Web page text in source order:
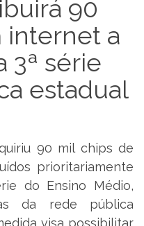
90
internet a
3ª série
estadual
90 mil chips de
prioritariamente
do Ensino Médio,
da rede pública
visa possibilitar